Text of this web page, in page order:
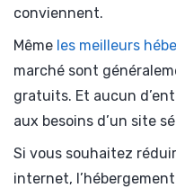
conviennent.
Même les meilleurs
marché sont
gratuits. Et aucun
aux besoins d’un site
Si vous souhaitez
internet,